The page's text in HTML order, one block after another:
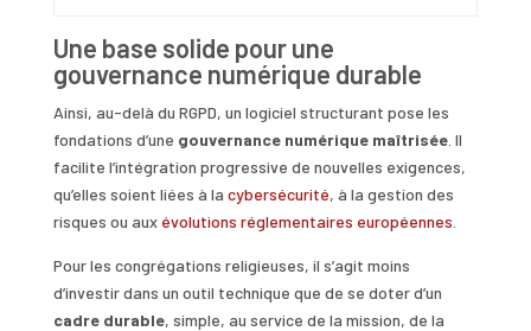
Une base solide pour une
gouvernance numérique durable
Ainsi, au-delà du RGPD, un logiciel structurant pose les
fondations d’une gouvernance numérique maîtrisée. Il
facilite l’intégration progressive de nouvelles exigences,
qu’elles soient liées à la cybersécurité, à la gestion des
risques ou aux évolutions réglementaires européennes
Pour les congrégations religieuses, il s’agit moins
d’investir dans un outil technique que de se doter d’un
cadre durable, simple, au service de la mission, de la